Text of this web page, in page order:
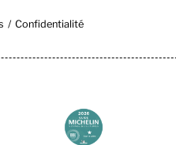
Confidentialité